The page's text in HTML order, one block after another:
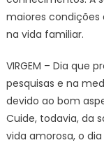
maiores condições
na vida familiar.
VIRGEM – Dia que
pesquisas e na
devido ao bom
Cuide, todavia, da
vida amorosa, o